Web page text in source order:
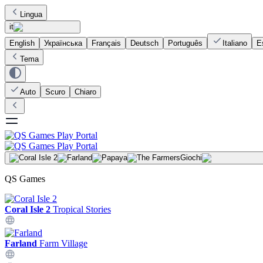
Lingua
it
English
Українська Français Deutsch Português Italiano
Tema
Auto Scuro Chiaro
Giochi
QS Games
Coral Isle 2 Tropical Stories
Farland Farm Village